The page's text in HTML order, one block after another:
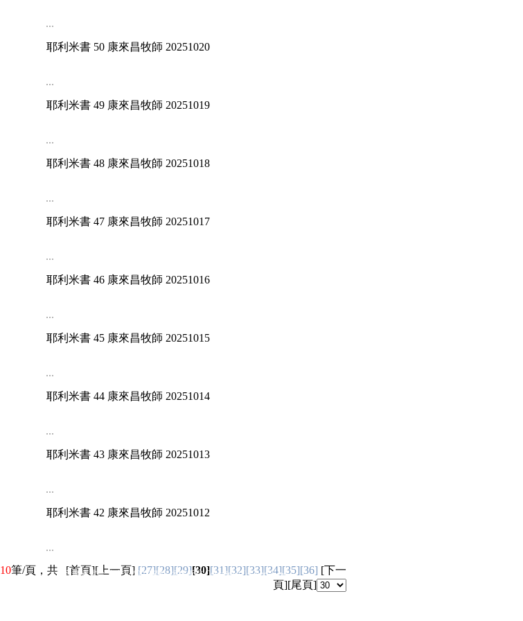
...
耶利米書 50 康來昌牧師 20251020
...
耶利米書 49 康來昌牧師 20251019
...
耶利米書 48 康來昌牧師 20251018
...
耶利米書 47 康來昌牧師 20251017
...
耶利米書 46 康來昌牧師 20251016
...
耶利米書 45 康來昌牧師 20251015
...
耶利米書 44 康來昌牧師 20251014
...
耶利米書 43 康來昌牧師 20251013
...
耶利米書 42 康來昌牧師 20251012
...
10筆/頁，共
[首頁][上一頁] [27][28][29][30][31][32][33][34][35][36] [下一
頁][尾頁]
佳音廣播電台 台北FM90.9製作 版權所有 Copyright(c) Good News